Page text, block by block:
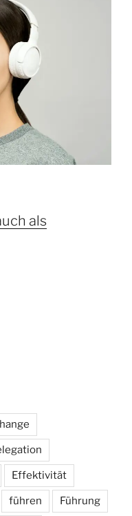
als
Effektivität
führen Führung